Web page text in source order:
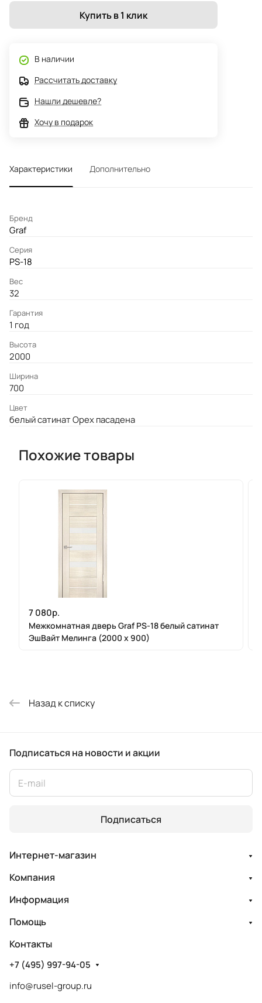
Купить в 1 клик
В наличии
Рассчитать доставку
Нашли дешевле?
Хочу в подарок
Характеристики Дополнительно
Бренд
Graf
Серия
PS-18
Вес
32
Гарантия
1 год
Высота
2000
Ширина
700
Цвет
белый сатинат Орех пасадена
Похожие товары
7 080р.
Межкомнатная дверь Graf PS-18 белый сатинат
ЭшВайт Мелинга (2000 х 900)
Назад к списку
Подписаться на новости и акции
Подписаться
Интернет-магазин
Компания
Информация
Помощь
Контакты
+7 (495) 997-94-05
info@rusel-group.ru